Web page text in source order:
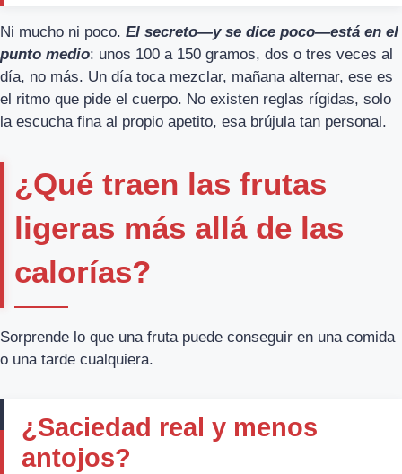
Ni mucho ni poco. El secreto—y se dice poco—está en el
punto medio: unos 100 a 150 gramos, dos o tres veces al
día, no más. Un día toca mezclar, mañana alternar, ese es
el ritmo que pide el cuerpo. No existen reglas rígidas, solo
la escucha fina al propio apetito, esa brújula tan personal.
¿Qué traen las frutas
ligeras más allá de las
calorías?
Sorprende lo que una fruta puede conseguir en una comida
o una tarde cualquiera.
¿Saciedad real y menos
antojos?